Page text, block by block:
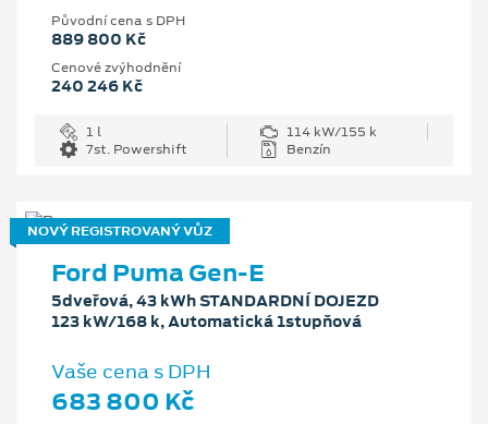
Původní cena s DPH
889 800 Kč
Cenové zvýhodnění
240 246 Kč
1 l
114 kW/155 k
7st. Powershift
Benzín
NOVÝ REGISTROVANÝ VŮZ
Ford Puma Gen-E
5dveřová, 43 kWh STANDARDNÍ DOJEZD
123 kW/168 k, Automatická 1stupňová
Vaše cena s DPH
683 800 Kč